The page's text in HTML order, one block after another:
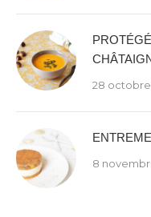
28 octobre
8